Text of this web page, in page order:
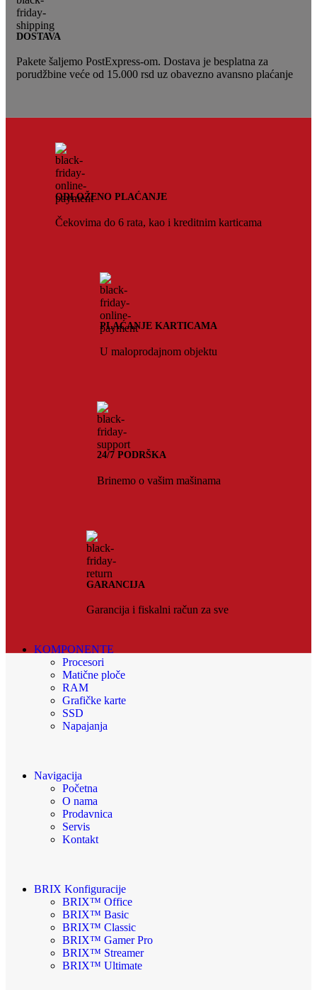
DOSTAVA
Pakete šaljemo PostExpress-om. Dostava je besplatna za
porudžbine veće od 15.000 rsd uz obavezno avansno plaćanje
ODLOŽENO PLAĆANJE
Čekovima do 6 rata, kao i kreditnim karticama
PLAĆANJE KARTICAMA
U maloprodajnom objektu
24/7 PODRŠKA
Brinemo o vašim mašinama
GARANCIJA
Garancija i fiskalni račun za sve
KOMPONENTE
Procesori
Matične ploče
RAM
Grafičke karte
SSD
Napajanja
Navigacija
Početna
O nama
Prodavnica
Servis
Kontakt
BRIX Konfiguracije
BRIX™ Office
BRIX™ Basic
BRIX™ Classic
BRIX™ Gamer Pro
BRIX™ Streamer
BRIX™ Ultimate